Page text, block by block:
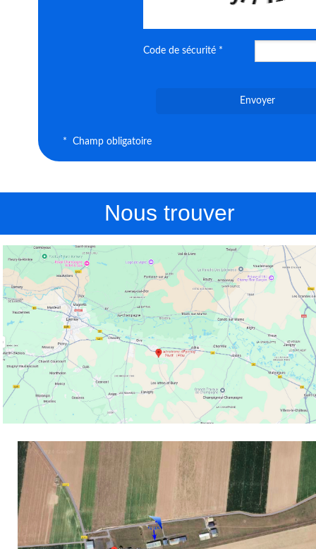
Code de sécurité *
Envoyer
* Champ obligatoire
Nous trouver